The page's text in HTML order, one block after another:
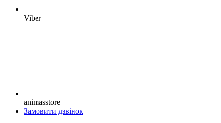
Viber
animasstore
Замовити дзвінок